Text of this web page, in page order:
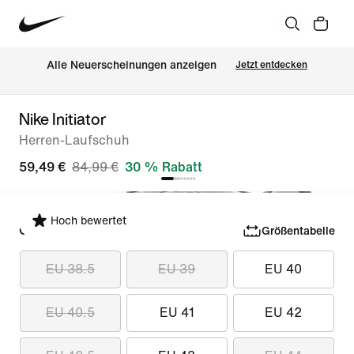
Alle Neuerscheinungen anzeigen Jetzt entdecken
Nike Initiator
Herren-Laufschuh
59,49 € 84,99 € 30 % Rabatt
Hoch bewertet
Größe auswählen Größentabelle
EU 38.5 EU 39 EU 40
EU 40.5 EU 41 EU 42